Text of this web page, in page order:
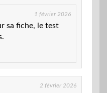
1 février 2026
sa fiche, le test
2 février 2026